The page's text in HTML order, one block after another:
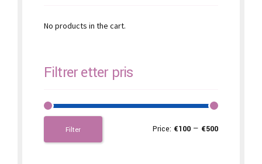
No products in the cart.
Filtrer etter pris
Filter Price: €100 — €500